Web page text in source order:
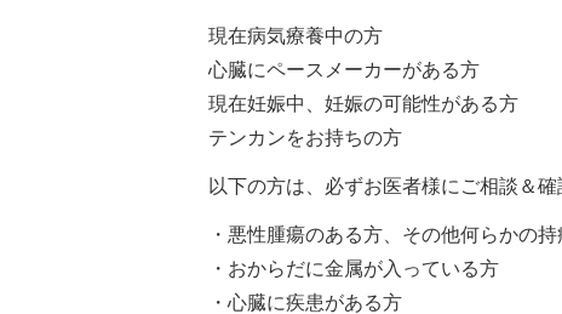
現在病気療養中の方
心臓にペースメーカーがある方
現在妊娠中、妊娠の可能性がある方
テンカンをお持ちの方
以下の方は、必ずお医者様にご相談＆確
・悪性腫瘍のある方、その他何らかの
・おからだに金属が入っている方
・心臓に疾患がある方